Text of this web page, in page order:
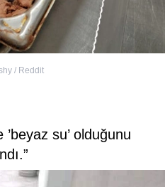
/ Reddit
su’ olduğunu